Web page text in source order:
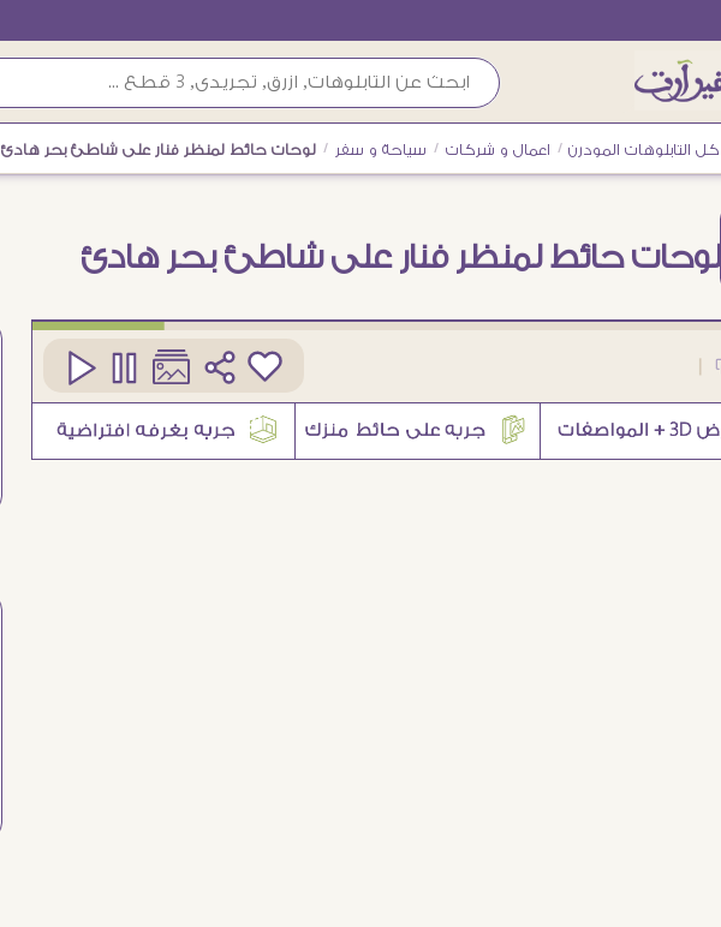
كل التابلوهات المودرن / اعمال و شركات / سياحة و سفر / لوحات حائط لمنظر فنار على شاطئ بحر هادئ
لوحات حائط لمنظر فنار على شاطئ بحر هادئ
4